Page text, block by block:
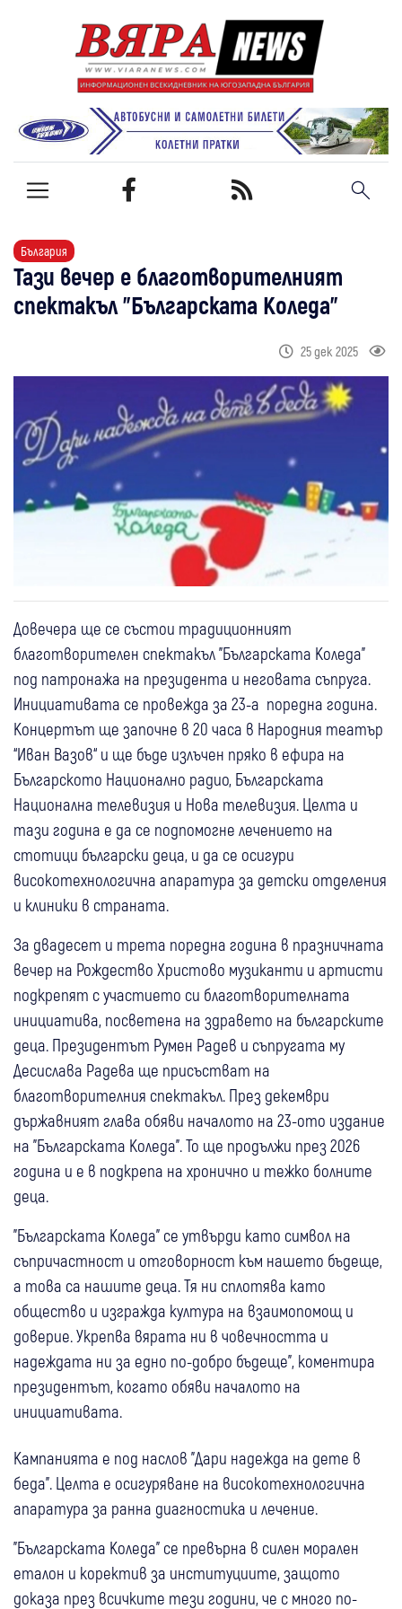
България
Тази вечер е благотворителният
спектакъл "Българската Коледа"
25 дек 2025
Довечера ще се състои традиционният
благотворителен спектакъл "Българската Коледа"
под патронажа на президента и неговата съпруга.
Инициативата се провежда за 23-а поредна година.
Концертът ще започне в 20 часа в Народния театър
“Иван Вазов“ и ще бъде излъчен пряко в ефира на
Българското Национално радио, Българската
Национална телевизия и Нова телевизия. Целта и
тази година е да се подпомогне лечението на
стотици български деца, и да се осигури
високотехнологична апаратура за детски отделения
и клиники в страната.
За двадесет и трета поредна година в празничната
вечер на Рождество Христово музиканти и артисти
подкрепят с участието си благотворителната
инициатива, посветена на здравето на българските
деца. Президентът Румен Радев и съпругата му
Десислава Радева ще присъстват на
благотворителния спектакъл. През декември
държавният глава обяви началото на 23-ото издание
на "Българската Коледа". То ще продължи през 2026
година и е в подкрепа на хронично и тежко болните
деца.
"Българската Коледа" се утвърди като символ на
съпричастност и отговорност към нашето бъдеще,
а това са нашите деца. Тя ни сплотява като
общество и изгражда култура на взаимопомощ и
доверие. Укрепва вярата ни в човечността и
надеждата ни за едно по-добро бъдеще", коментира
президентът, когато обяви началото на
инициативата.
Кампанията е под наслов "Дари надежда на дете в
беда". Целта е осигуряване на високотехнологична
апаратура за ранна диагностика и лечение.
"Българската Коледа" се превърна в силен морален
еталон и коректив за институциите, защото
доказа през всичките тези години, че с много по-